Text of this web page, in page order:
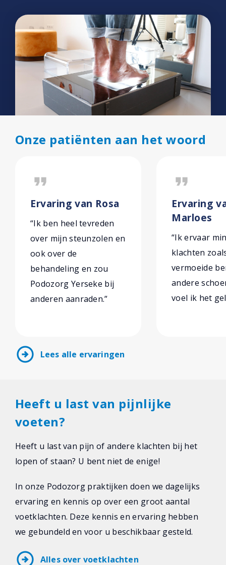
Onze patiënten aan het woord
format_quote
Ervaring van Rosa
“Ik ben heel tevreden
over mijn steunzolen en
ook over de
behandeling en zou
Podozorg Yerseke bij
anderen aanraden.”
format_quote
Ervaring
Marloes
“Ik ervaar
klachten
vermoeide
andere
voel ik het
arrow_circle_right Lees alle ervaringen
Heeft u last van pijnlijke
voeten?
Heeft u last van pijn of andere klachten bij het
lopen of staan? U bent niet de enige!
In onze Podozorg praktijken doen we dagelijks
ervaring en kennis op over een groot aantal
voetklachten. Deze kennis en ervaring hebben
we gebundeld en voor u beschikbaar gesteld.
arrow_circle_right Alles over voetklachten